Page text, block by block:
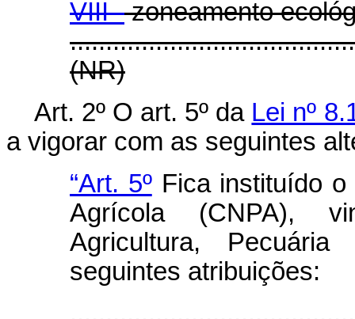
VIII -zoneamento
(NR)
Art. 2º O art. 5º da Lei nº
a vigorar com as seguintes
“Art. 5ºFica instituído o
Agrícola (CNPA),
Agricultura,
seguintes atribuições: